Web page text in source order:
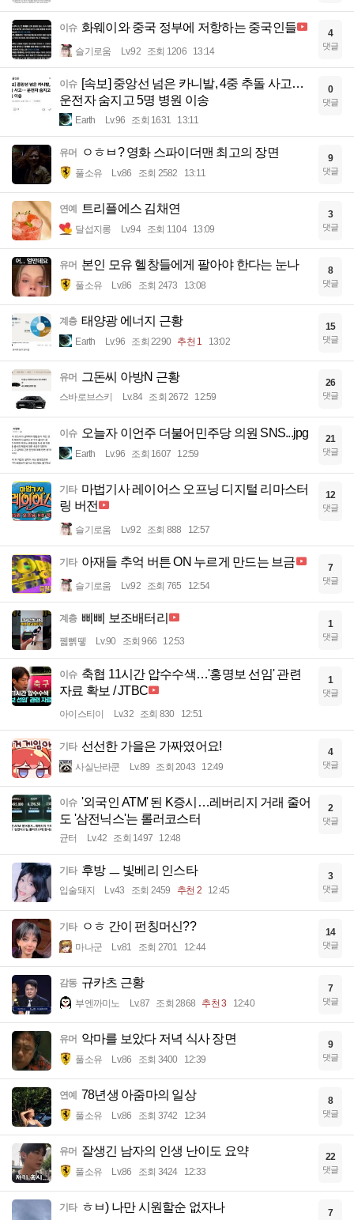
이슈 화웨이와 중국 정부에 저항하는 중국인들
슬기로움 Lv.92 조회 1206 13:14
4
댓글
이슈 [속보] 중앙선 넘은 카니발, 4중 추돌 사고…
운전자 숨지고 5명 병원 이송
Earth Lv.96 조회 1631 13:11
0
댓글
유머 ㅇㅎㅂ? 영화 스파이더맨 최고의 장면
풀소유 Lv.86 조회 2582 13:11
9
댓글
연예 트리플에스 김채연
달섭지롱 Lv.94 조회 1104 13:09
3
댓글
유머 본인 모유 헬창들에게 팔아야 한다는 눈나
풀소유 Lv.86 조회 2473 13:08
8
댓글
계층 태양광 에너지 근황
Earth Lv.96 조회 2290 추천 1 13:02
15
댓글
유머 그돈씨 아방N 근황
스바로브스키 Lv.84 조회 2672 12:59
26
댓글
이슈 오늘자 이언주 더불어민주당 의원 SNS...jpg
Earth Lv.96 조회 1607 12:59
21
댓글
기타 마법기사 레이어스 오프닝 디지털 리마스터
링 버전
슬기로움 Lv.92 조회 888 12:57
12
댓글
기타 아재들 추억 버튼 ON 누르게 만드는 브금
슬기로움 Lv.92 조회 765 12:54
7
댓글
계층 삐삐 보조배터리
꿻뻵뗗 Lv.90 조회 966 12:53
1
댓글
이슈 축협 11시간 압수수색…'홍명보 선임' 관련
자료 확보 / JTBC
아이스티이 Lv.32 조회 830 12:51
1
댓글
기타 선선한 가을은 가짜였어요!
사실난라쿤 Lv.89 조회 2043 12:49
4
댓글
이슈 '외국인 ATM' 된 K증시…레버리지 거래 줄어
도 '삼전닉스'는 롤러코스터
균터 Lv.42 조회 1497 12:48
2
댓글
기타 후방 ㅡ 빛베리 인스타
입술돼지 Lv.43 조회 2459 추천 2 12:45
3
댓글
기타 ㅇㅎ 간이 펀칭머신??
마나군 Lv.81 조회 2701 12:44
14
댓글
감동 규카츠 근황
부엔까미노 Lv.87 조회 2868 추천 3 12:40
7
댓글
유머 악마를 보았다 저녁 식사 장면
풀소유 Lv.86 조회 3400 12:39
9
댓글
연예 78년생 아줌마의 일상
풀소유 Lv.86 조회 3742 12:34
8
댓글
유머 잘생긴 남자의 인생 난이도 요약
풀소유 Lv.86 조회 3424 12:33
22
댓글
기타 ㅎㅂ) 나만 시원할순 없자나 7